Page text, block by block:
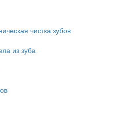
чистка зубов
из зуба